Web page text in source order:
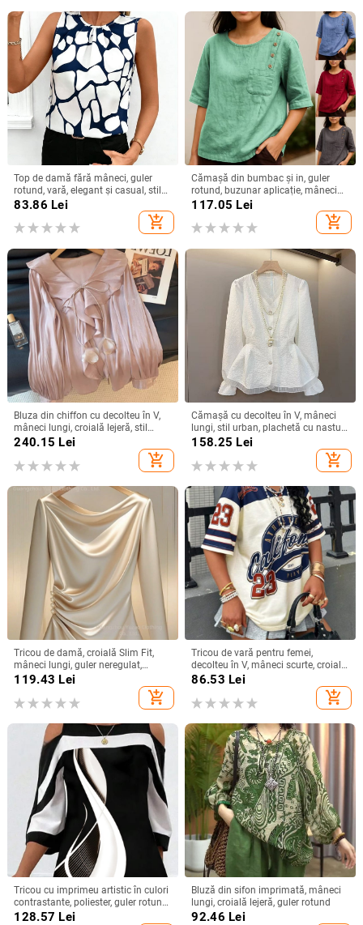
Top de damă fără mâneci, guler
rotund, vară, elegant și casual, stil
european, imprimeu abstract
83.86 Lei
add_shopping_cart
Cămașă din bumbac și in, guler
rotund, buzunar aplicație, mâneci
3/4, stil pulover
117.05 Lei
add_shopping_cart
Bluza din chiffon cu decolteu în V,
mâneci lungi, croială lejeră, stil
elegant
240.15 Lei
add_shopping_cart
Cămașă cu decolteu în V, mâneci
lungi, stil urban, plachetă cu nasturi,
croială standard
158.25 Lei
add_shopping_cart
Tricou de damă, croială Slim Fit,
mâneci lungi, guler neregulat,
poliester, Toamna 2025
119.43 Lei
add_shopping_cart
Tricou de vară pentru femei,
decolteu în V, mâneci scurte, croială
lejeră, imprimeu cu efect 3D, stil
86.53 Lei
add_shopping_cart
Tricou cu imprimeu artistic în culori
contrastante, poliester, guler rotund,
mâneci medii, stil urban
128.57 Lei
Bluză din sifon imprimată, mâneci
lungi, croială lejeră, guler rotund
92.46 Lei